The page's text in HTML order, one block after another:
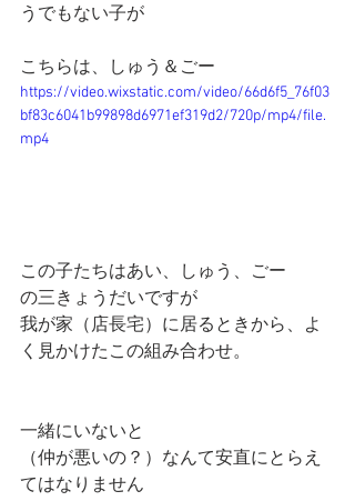
うでもない子が
こちらは、しゅう＆ごー
https://video.wixstatic.com/video/66d6f5_76f03
bf83c6041b99898d6971ef319d2/720p/mp4/file.
mp4
この子たちはあい、しゅう、ごー
の三きょうだいですが
我が家（店長宅）に居るときから、よ
く見かけたこの組み合わせ。
一緒にいないと
（仲が悪いの？）なんて安直にとらえ
てはなりません